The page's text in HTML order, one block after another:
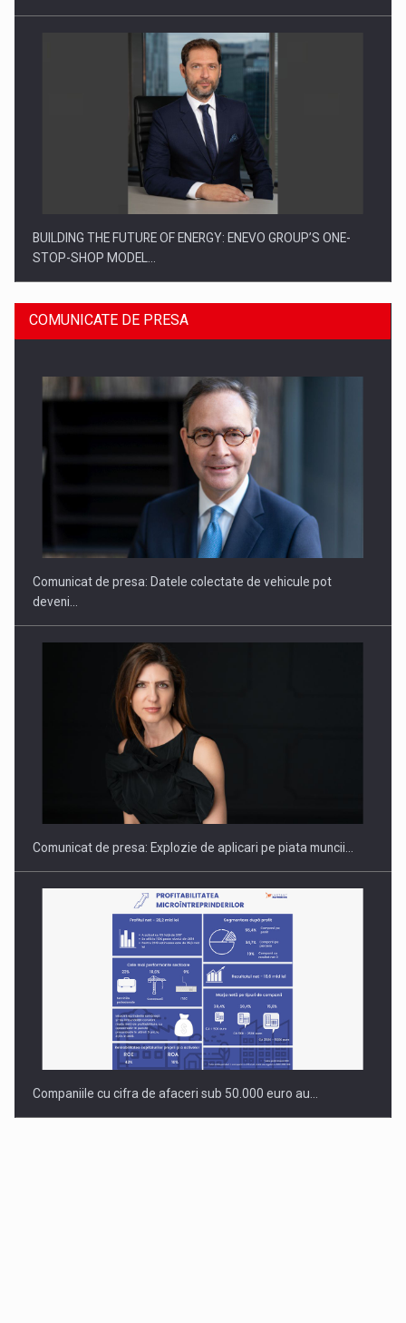
BUILDING THE FUTURE OF ENERGY: ENEVO GROUP’S ONE-
STOP-SHOP MODEL…
ROOTED IN ROMANIA, BUILT TO DELIVER TECHNOLOGY FOR
PUTTING ROMANIAN CORPORATE COMPANIES ON THE
INTERNATIONAL BUSINESS SCENE
COMUNICATE DE PRESA
Comunicat de presa: Datele colectate de vehicule pot
deveni…
Comunicat de presa: Explozie de aplicari pe piata muncii…
Companiile cu cifra de afaceri sub 50.000 euro au…